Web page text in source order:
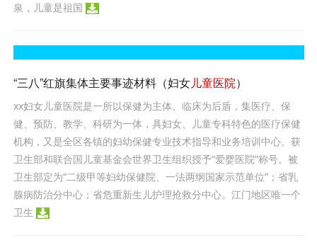
泉，儿童是祖国
“三八”红旗集体主要事迹材料（妇女儿童医院）
xx妇女儿童医院是一所以保健为主体、临床为后盾，集医疗、保
健、预防、教学、科研为一体，具妇女、儿童专科特色的医疗保健
机构，又是全区各镇的妇幼保健专业技术指导和业务培训中心。获
卫生部和联合国儿童基金会世界卫生组织授予“爱婴医院”称号。被
卫生部定为“二级甲等妇幼保健院、一法两纲国家示范单位”；省乳
腺病防治分中心；省危重新生儿护理抢救分中心。江门地区唯一个
卫生